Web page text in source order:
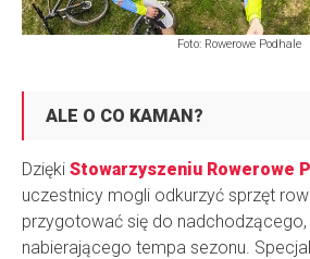
Foto: Rowerowe Podhale
ALE O CO KAMAN?
Dzięki Stowarzyszeniu Rowerowe
uczestnicy mogli odkurzyć sprzęt
przygotować się do nadchodzącego,
nabierającego tempa sezonu.